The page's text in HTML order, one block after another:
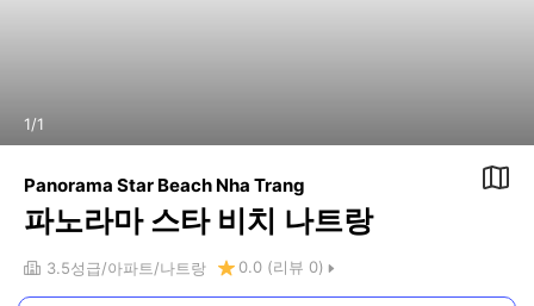
1/1
Panorama Star Beach Nha Trang
파노라마 스타 비치 나트랑
3.5성급 아파트 나트랑 0.0 (리뷰 0)